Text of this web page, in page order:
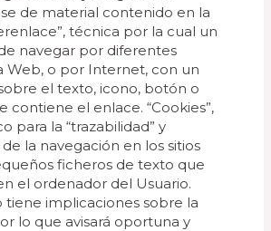
de material contenido en la
técnica por la cual un
navegar por diferentes
Web, o por Internet, con un
el texto, icono, botón o
contiene el enlace. “Cookies”,
para la “trazabilidad” y
la navegación en los sitios
ficheros de texto que
el ordenador del Usuario.
tiene implicaciones sobre la
lo que avisará oportuna y